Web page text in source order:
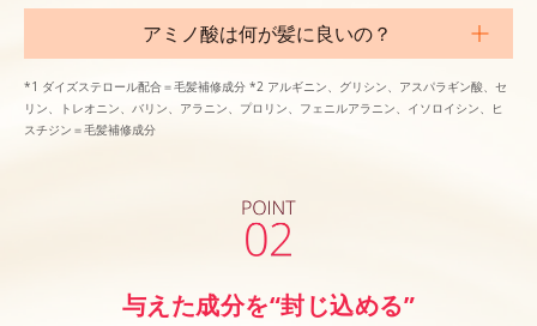
アミノ酸は何が髪に良いの？
*1 ダイズステロール配合＝毛髪補修成分 *2 アルギニン、グリシン、アスパラギン酸、セ
リン、トレオニン、バリン、アラニン、プロリン、フェニルアラニン、イソロイシン、ヒ
スチジン＝毛髪補修成分
与えた成分を“封じ込める”